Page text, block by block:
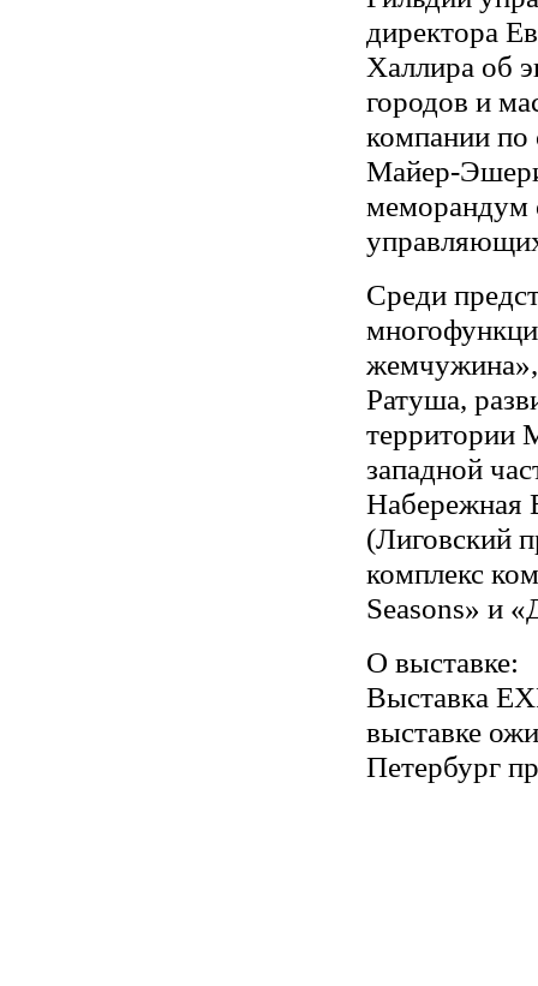
директора
Халлира об
городов и
компании по
Майер-
меморандум
Среди
жемчужина»,
Ратуша,
территории
западной
Набережная
(Лиговский
комплекс
Seasons» и
О выставке:
Выставка
выставке
Петербург